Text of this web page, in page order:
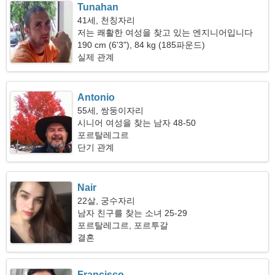
Tunahan
41세, 천칭자리
저는 쾌활한 여성을 찾고 있는 엔지니어입니다
190 cm (6'3"), 84 kg (185파운드)
실제 관계
Antonio
55세, 쌍둥이자리
시니어 여성을 찾는 남자 48-50
포르탈레그르
단기 관계
Nair
22살, 궁수자리
남자 친구를 찾는 소녀 25-29
포르탈레그르, 포르투갈
결혼